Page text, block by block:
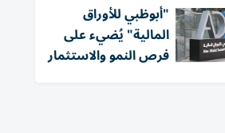
"أبوظبي للأوراق
المالية" يُضيء على
فرص النمو والاستثمار